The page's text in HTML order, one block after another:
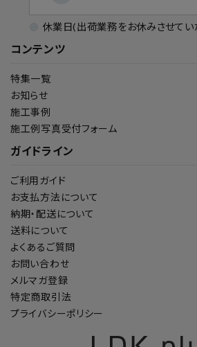
コンテンツ
特集一覧
お知らせ
施工事例
施工例写真受付フォーム
ガイドライン
ご利用ガイド
お支払方法について
納期・配送について
送料について
よくあるご質問
お問い合わせ
メルマガ登録
特定商取引法
プライバシーポリシー
休業日(出荷業務をお休みさせてい